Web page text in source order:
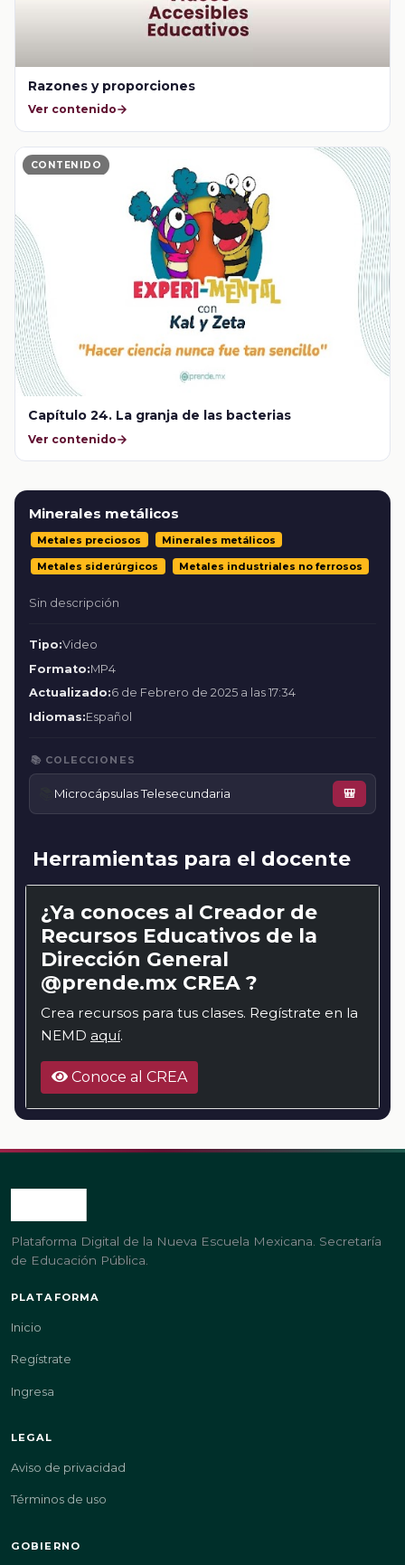
Razones y proporciones
Ver contenido
CONTENIDO
Capítulo 24. La granja de las bacterias
Ver contenido
Minerales metálicos
Metales preciosos Minerales metálicos
Metales siderúrgicos Metales industriales no ferrosos
Sin descripción
Tipo:Video
Formato:MP4
Actualizado:6 de Febrero de 2025 a las 17:34
Idiomas:Español
📚 COLECCIONES
Microcápsulas Telesecundaria 🎒
Herramientas para el docente
¿Ya conoces al Creador de
Recursos Educativos de la
Dirección General
@prende.mx CREA ?
Crea recursos para tus clases. Regístrate en la
NEMD aquí.
Conoce al CREA
Plataforma Digital de la Nueva Escuela Mexicana. Secretaría
de Educación Pública.
PLATAFORMA
Inicio
Regístrate
Ingresa
LEGAL
Aviso de privacidad
Términos de uso
GOBIERNO